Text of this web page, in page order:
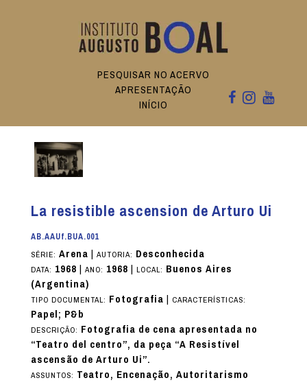
PESQUISAR NO ACERVO
APRESENTAÇÃO
INÍCIO
La resistible ascension de Arturo Ui
AB.AAUf.BUA.001
SÉRIE: Arena| AUTORIA: Desconhecida
DATA: 1968| ANO: 1968| LOCAL: Buenos Aires
(Argentina)
TIPO DOCUMENTAL: Fotografia| CARACTERÍSTICAS:
Papel; P&b
DESCRIÇÃO: Fotografia de cena apresentada no
“Teatro del centro”, da peça “A Resistível
ascensão de Arturo Ui”.
ASSUNTOS: Teatro, Encenação, Autoritarismo